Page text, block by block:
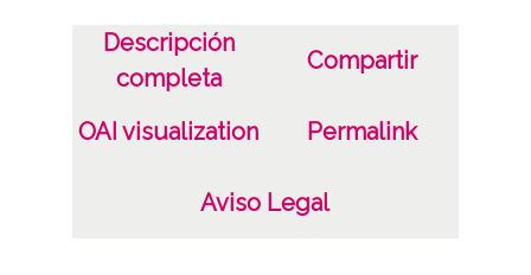
Descripción
completa
Compartir
OAI visualization Permalink
Aviso Legal